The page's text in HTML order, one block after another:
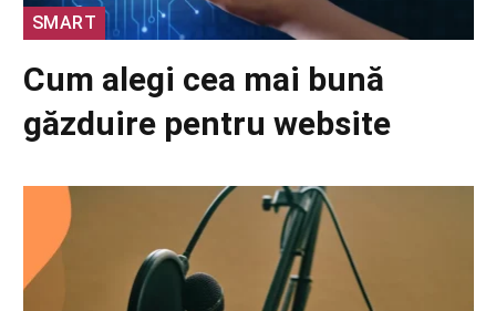
SMART
Cum alegi cea mai bună
găzduire pentru website